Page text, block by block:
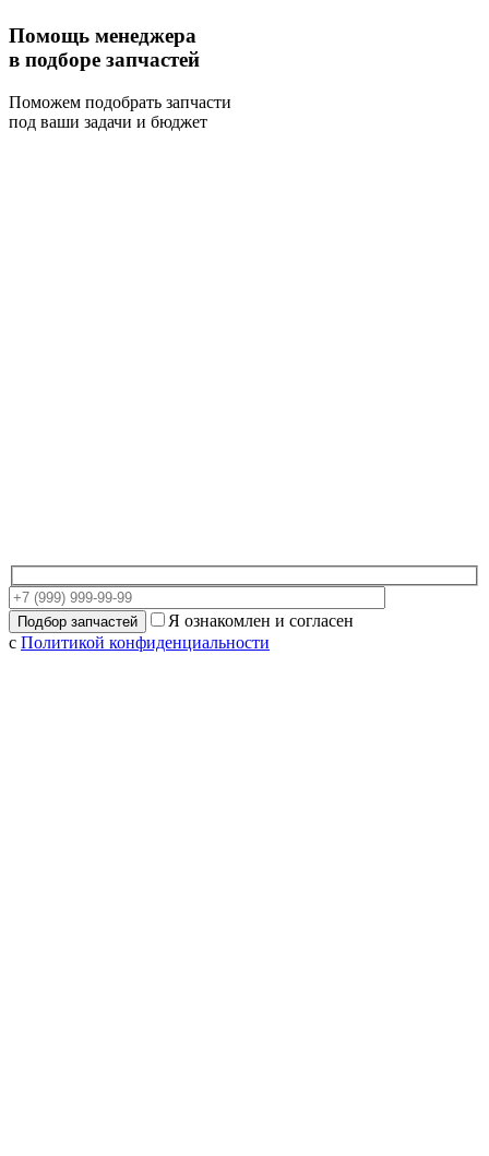
Помощь менеджера
в подборе запчастей
Поможем подобрать запчасти
под ваши задачи и бюджет
Я ознакомлен и согласен
с Политикой конфиденциальности